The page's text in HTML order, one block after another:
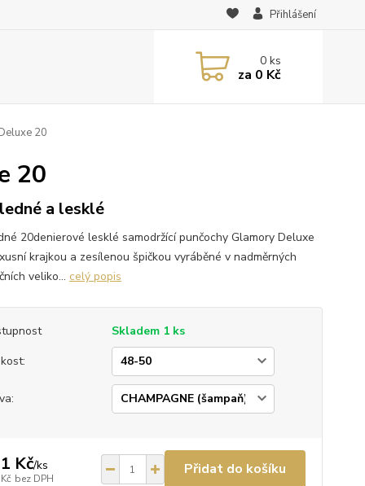
Přihlášení
0ks
za 0 Kč
20
20
a lesklé
20denierové lesklé samodržící punčochy Glamory Deluxe
krajkou a zesílenou špičkou vyráběné v nadměrných
veliko... celý popis
Skladem 1 ks
Kč/ks
bez DPH
Přidat do košíku